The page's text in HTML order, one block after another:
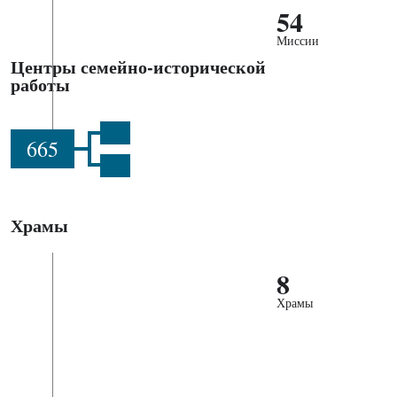
54
Миссии
Центры семейно-исторической
работы
665
Храмы
8
Храмы